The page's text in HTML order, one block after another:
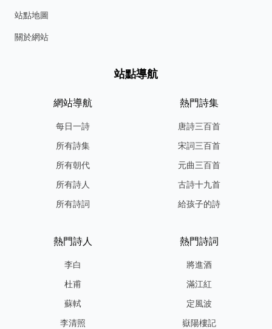
站點地圖
關於網站
站點導航
網站導航
每日一詩
所有詩集
所有朝代
所有詩人
所有詩詞
熱門詩集
唐詩三百首
宋詞三百首
元曲三百首
古詩十九首
給孩子的詩
熱門詩人
李白
杜甫
蘇軾
李清照
熱門詩詞
將進酒
滿江紅
定風波
嶽陽樓記